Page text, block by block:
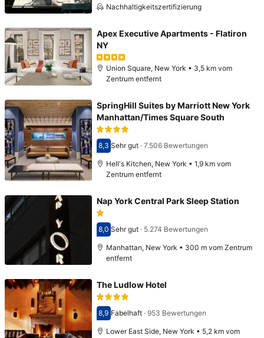
Nachhaltigkeitszertifizierung
Apex Executive Apartments - Flatiron
NY
Union Square, New York • 3,5 km vom
Zentrum entfernt
SpringHill Suites by Marriott New York
Manhattan/Times Square South
Bewertet mit 8,3
8,3 Sehr gut· 7.506 Bewertungen
Hell's Kitchen, New York • 1,9 km vom
Zentrum entfernt
Nap York Central Park Sleep Station
Bewertet mit 8,0
8,0 Sehr gut· 5.274 Bewertungen
Manhattan, New York • 300 m vom Zentrum
entfernt
The Ludlow Hotel
Bewertet mit 8,9
8,9 Fabelhaft· 953 Bewertungen
Lower East Side, New York • 5,2 km vom